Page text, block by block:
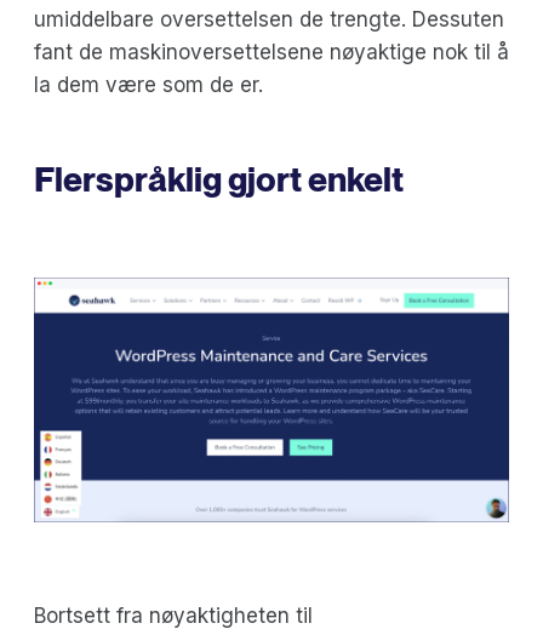
umiddelbare oversettelsen de trengte. Dessuten
fant de maskinoversettelsene nøyaktige nok til å
la dem være som de er.
Flerspråklig gjort enkelt
Bortsett fra nøyaktigheten til